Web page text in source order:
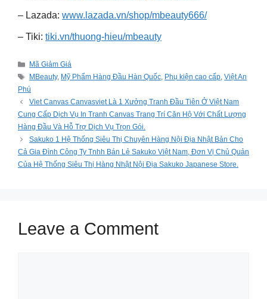
– Lazada: www.lazada.vn/shop/mbeauty666/
– Tiki: tiki.vn/thuong-hieu/mbeauty
Categories
Mã Giảm Giá
Tags
MBeauty, Mỹ Phẩm Hàng Đầu Hàn Quốc, Phụ kiện cao cấp,Việt An
Phú
Viet Canvas Canvasviet Là 1 Xưởng Tranh Đầu Tiên Ở Việt Nam
Cung Cấp Dịch Vụ In Tranh Canvas Trang Trí Căn Hộ Với Chất Lượng
Hàng Đầu Và Hỗ Trợ Dịch Vụ Trọn Gói.
Sakuko 1 Hệ Thống Siêu Thị Chuyên Hàng Nội Địa Nhật Bản Cho
Cả Gia Đình Công Ty Tnhh Bán Lẻ Sakuko Việt Nam, Đơn Vị Chủ Quản
Của Hệ Thống Siêu Thị Hàng Nhật Nội Địa Sakuko Japanese Store.
Leave a Comment